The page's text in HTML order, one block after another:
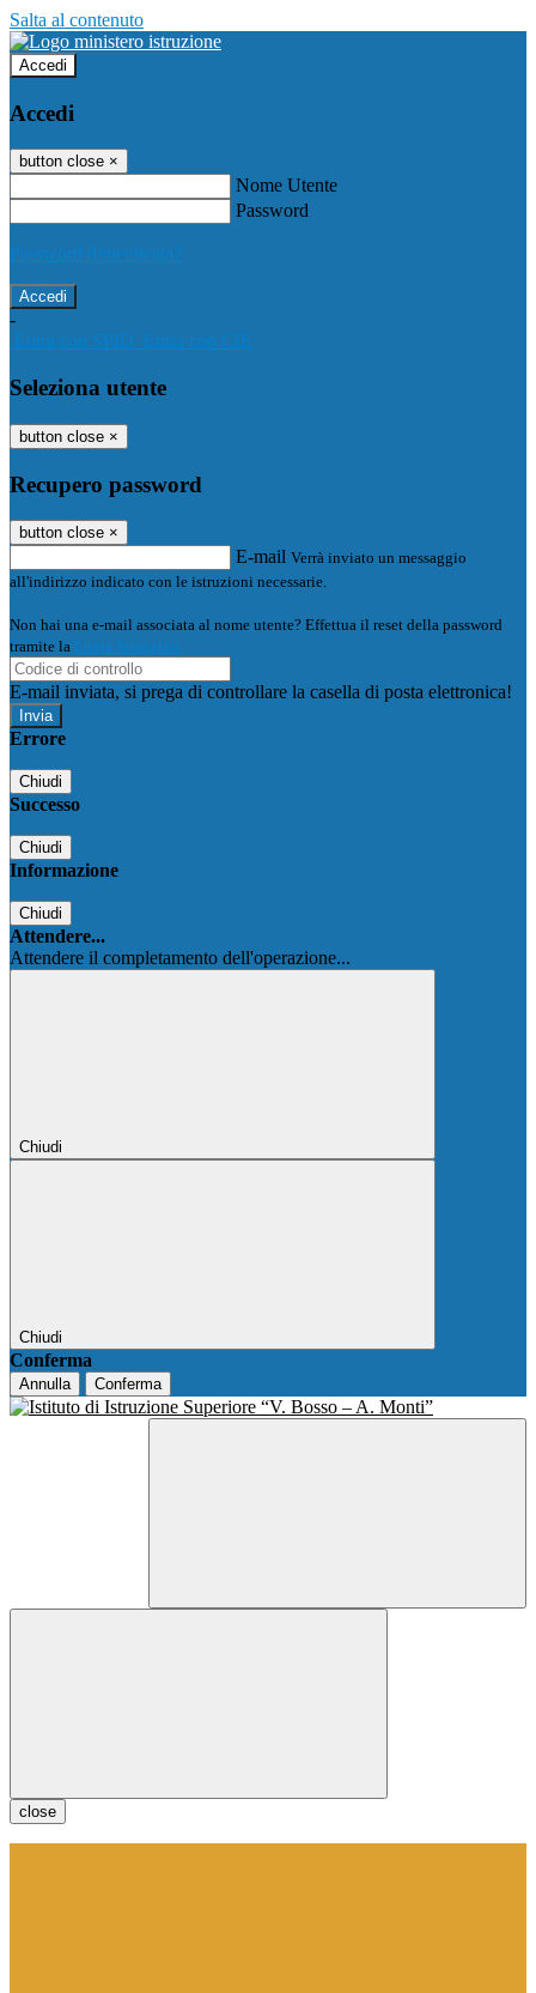
Salta al contenuto
Accedi
Accedi
button close ×
Nome Utente
Password
Password dimenticata?
-
Entra con SPID
Entra con CIE
Seleziona utente
button close ×
Recupero password
button close ×
E-mail Verrà inviato un messaggio
all'indirizzo indicato con le istruzioni necessarie.
Non hai una e-mail associata al nome utente? Effettua il reset della password
tramite la Login Spaggiari
E-mail inviata, si prega di controllare la casella di posta elettronica!
Errore
Chiudi
Successo
Chiudi
Informazione
Chiudi
Attendere...
Attendere il completamento dell'operazione...
Chiudi
Chiudi
Conferma
Annulla Conferma
close